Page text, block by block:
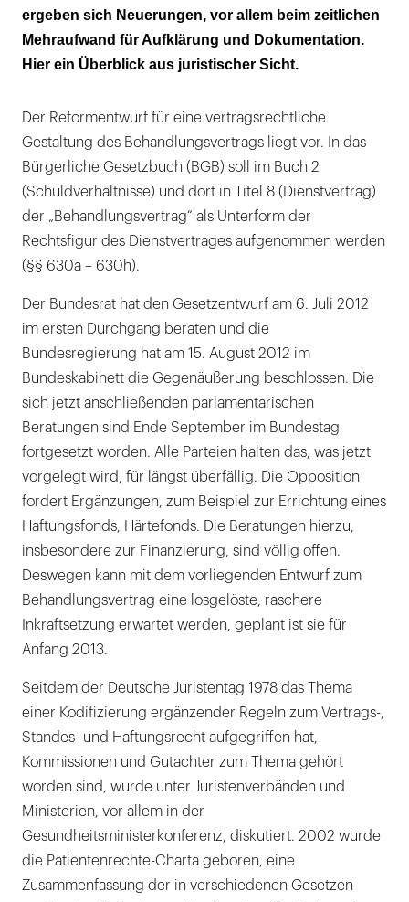
Dokumentation und Einsichtnahme
Beweislastumkehr
Qualitätsmanagement in Kliniken
Überlegungen zur Praxisausrichtung
Fazit
INFO
ergeben sich Neuerungen, vor allem beim zeitlichen
Mehraufwand für Aufklärung und Dokumentation.
Hier ein Überblick aus juristischer Sicht.
Der Reformentwurf für eine vertragsrechtliche
Gestaltung des Behandlungsvertrags liegt vor. In das
Bürgerliche Gesetzbuch (BGB) soll im Buch 2
(Schuldverhältnisse) und dort in Titel 8 (Dienstvertrag)
der „Behandlungsvertrag“ als Unterform der
Rechtsfigur des Dienstvertrages aufgenommen werden
(§§ 630a – 630h).
Der Bundesrat hat den Gesetzentwurf am 6. Juli 2012
im ersten Durchgang beraten und die
Bundesregierung hat am 15. August 2012 im
Bundeskabinett die Gegenäußerung beschlossen. Die
sich jetzt anschließenden parlamentarischen
Beratungen sind Ende September im Bundestag
fortgesetzt worden. Alle Parteien halten das, was jetzt
vorgelegt wird, für längst überfällig. Die Opposition
fordert Ergänzungen, zum Beispiel zur Errichtung eines
Haftungsfonds, Härtefonds. Die Beratungen hierzu,
insbesondere zur Finanzierung, sind völlig offen.
Deswegen kann mit dem vorliegenden Entwurf zum
Behandlungsvertrag eine losgelöste, raschere
Inkraftsetzung erwartet werden, geplant ist sie für
Anfang 2013.
Seitdem der Deutsche Juristentag 1978 das Thema
einer Kodifizierung ergänzender Regeln zum Vertrags-,
Standes- und Haftungsrecht aufgegriffen hat,
Kommissionen und Gutachter zum Thema gehört
worden sind, wurde unter Juristenverbänden und
Ministerien, vor allem in der
Gesundheitsministerkonferenz, diskutiert. 2002 wurde
die Patientenrechte-Charta geboren, eine
Zusammenfassung der in verschiedenen Gesetzen